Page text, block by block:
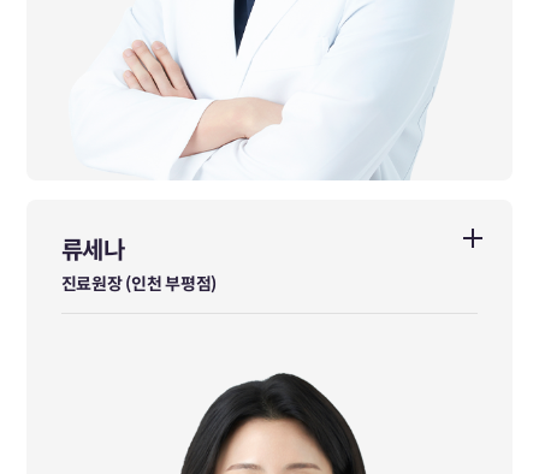
류세나
진료원장 (인천 부평점)
류세나
진료원장 (인천 부평점)
카이스트 생명화학공학과 학사 졸업
부산대학교 한의학전문대학원 석사 졸업
NSCA Level2 Advanced Sport Nutrition Coach